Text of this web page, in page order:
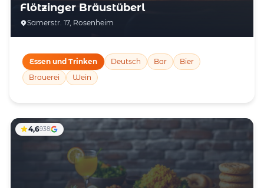
Flötzinger Bräustüberl
Samerstr. 17, Rosenheim
Essen und Trinken Deutsch Bar
Bier
Brauerei
Wein
4,6938